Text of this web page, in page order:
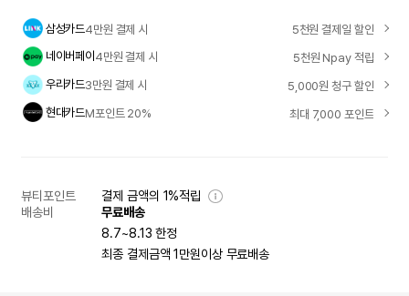
삼성카드4만원 결제 시
5천원 결제일 할인
네이버페이4만원 결제 시
5천원 Npay 적립
우리카드3만원 결제 시
5,000원 청구 할인
현대카드M포인트 20% 최대 7,000 포인트
뷰티포인트
결제 금액의 1%적립
배송비
무료배송
8.7~8.13 한정
최종 결제금액 1만원이상 무료배송